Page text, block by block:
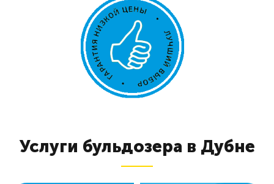
Услуги бульдозера в Дубне